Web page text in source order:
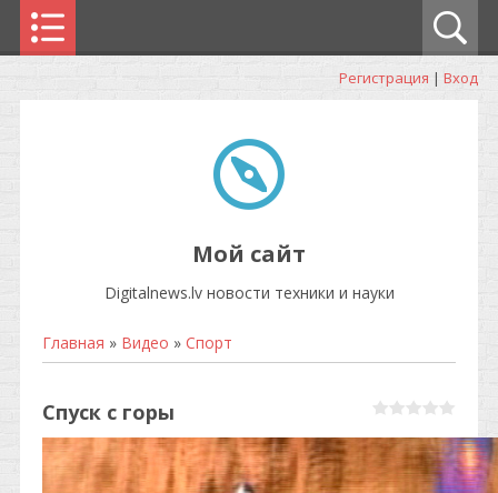
Регистрация | Вход
Мой сайт
Digitalnews.lv новости техники и науки
Главная » Видео » Спорт
Спуск с горы